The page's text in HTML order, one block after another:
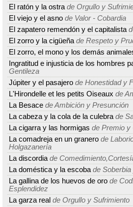
El ratón y la ostra de Orgullo y
El viejo y el asno de Valor - Cobardia
El zapatero remendón y el capitalista
El zorro y la cigüeña de Respeto y
El zorro, el mono y los demás
Ingratitud e injusticia de los hombres
Gentileza
Júpiter y el pasajero de Honestidad y
L'Hirondelle et les petits Oiseaux de
La Besace de Ambición y Presunción
La cabeza y la cola de la culebra de
La cigarra y las hormigas de Premio y
La comadreja en un granero de
Holgazanería
La discordia de
La doméstica y la escoba de
La gallina de los huevos de oro de
Esplendidez
La garza real de Orgullo y Sufrimiento